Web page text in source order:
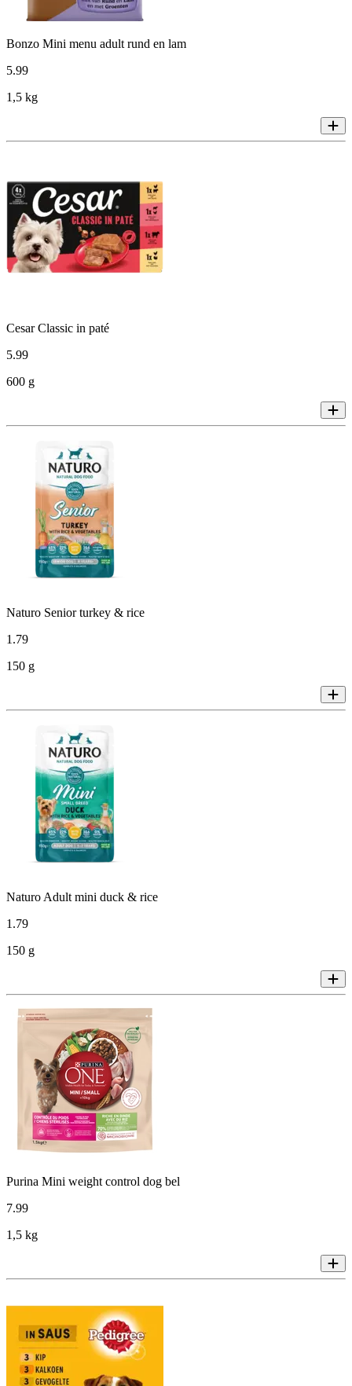
Bonzo Mini menu adult rund en lam
5.99
1,5 kg
Cesar Classic in paté
5.99
600 g
Naturo Senior turkey & rice
1.79
150 g
Naturo Adult mini duck & rice
1.79
150 g
Purina Mini weight control dog bel
7.99
1,5 kg